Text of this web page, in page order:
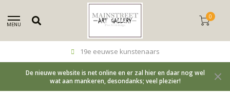
MENU
0
19e eeuwse kunstenaars
De nieuwe website is net online en er zal hier en daar nog wel
wat aan mankeren, desondanks; veel plezier!